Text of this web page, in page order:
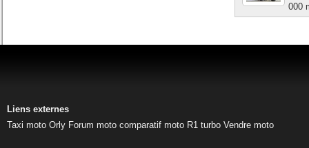
000
Liens externes
Taxi moto Orly Forum moto comparatif moto R1 turbo Vendre moto